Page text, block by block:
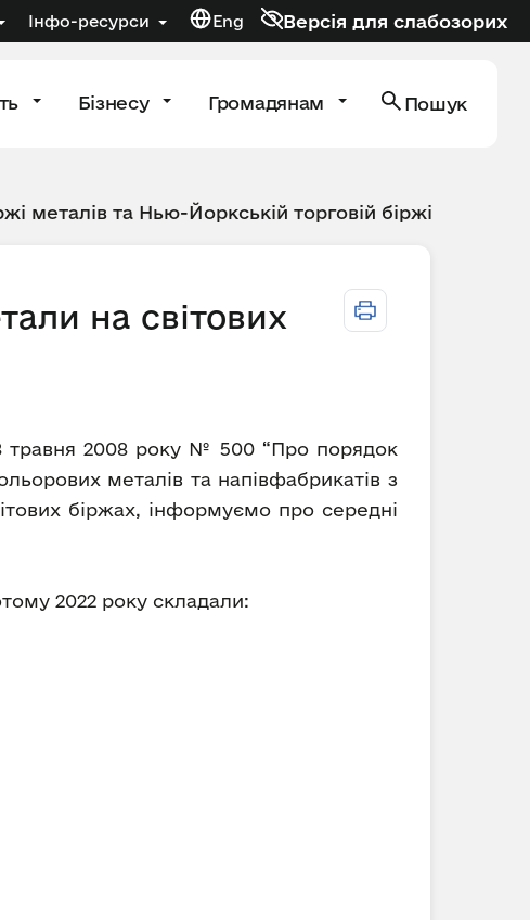
Інфо-ресурси Eng Версія для слабозорих
Бізнесу Громадянам Пошук
металів та Нью-Йоркській торговій біржі
на світових
травня 2008 року № 500 “Про порядок
металів та напівфабрикатів з
біржах, інформуємо про середні
2022 року складали: